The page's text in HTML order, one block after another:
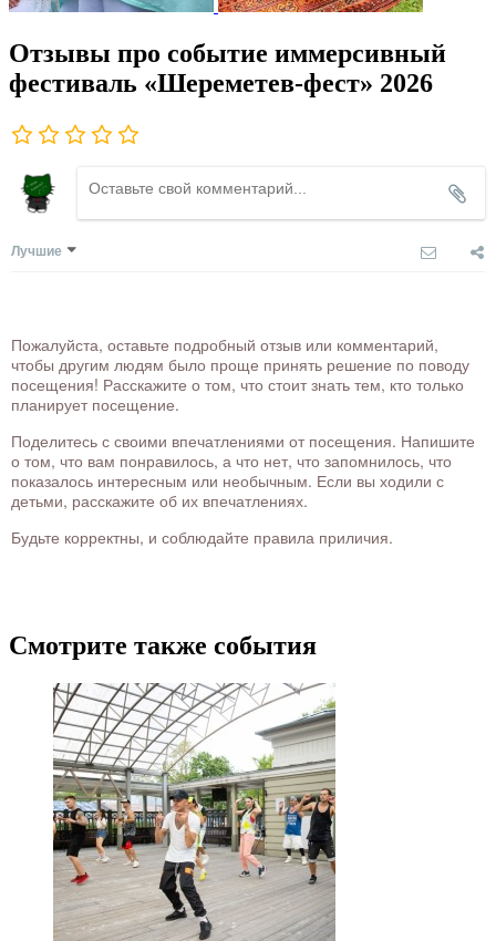
Отзывы про событие иммерсивный
фестиваль «Шереметев-фест» 2026
Лучшие
Пожалуйста, оставьте подробный отзыв или комментарий,
чтобы другим людям было проще принять решение по поводу
посещения! Расскажите о том, что стоит знать тем, кто только
планирует посещение.
Поделитесь с своими впечатлениями от посещения. Напишите
о том, что вам понравилось, а что нет, что запомнилось, что
показалось интересным или необычным. Если вы ходили с
детьми, расскажите об их впечатлениях.
Будьте корректны, и соблюдайте правила приличия.
Смотрите также события